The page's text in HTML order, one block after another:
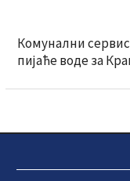
Комунални
пијаће воде за